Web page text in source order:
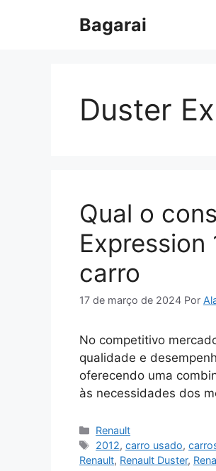
Bagarai
Duster
Qual o
Expression
carro
17 de março de 2024 Por
No competitivo
qualidade e
oferecendo uma
às necessidades dos
Categorias
Renault
Tags
2012,carro usado,
Renault, Renault Duster,